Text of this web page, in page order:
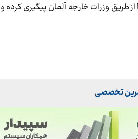
طریق وزرات خارجه آلمان پیگیری
تخصصی